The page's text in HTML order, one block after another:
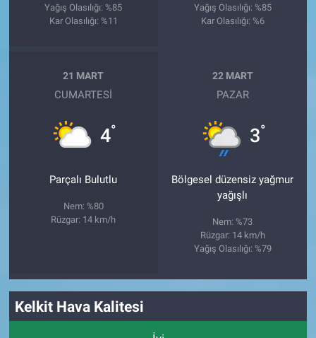
Yağış Olasılığı: %85
Kar Olasılığı: %11
Yağış Olasılığı: %85
Kar Olasılığı: %6
21 MART
CUMARTESI
4°
Parçalı Bulutlu
Nem: %80
Rüzgar: 14 km/h
22 MART
PAZAR
3°
Bölgesel düzensiz yağmur
yağışlı
Nem: %73
Rüzgar: 14 km/h
Yağış Olasılığı: %79
Kelkit Hava Kalitesi